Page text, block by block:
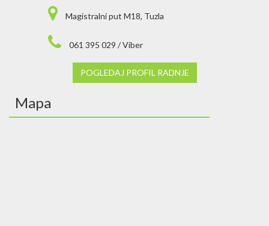
Magistralni put M18, Tuzla
061 395 029 / Viber
POGLEDAJ PROFIL RADNJE
Mapa